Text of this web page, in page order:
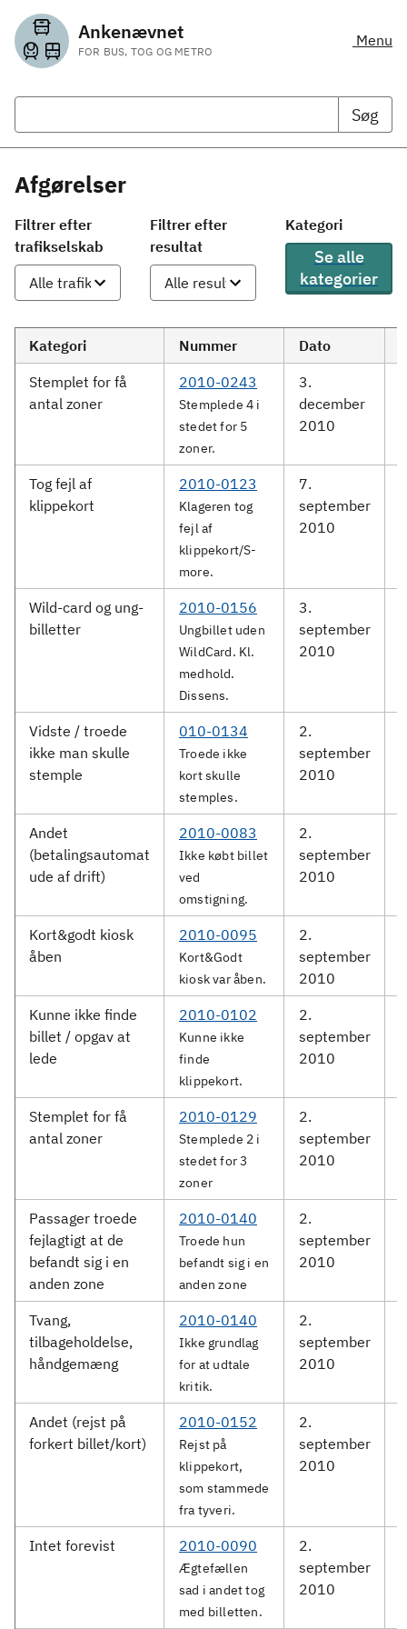
Ankenævnet
FOR BUS, TOG OG METRO
Menu
Søg
Afgørelser
Filtrer efter
trafikselskab
Filtrer efter
resultat
Kategori
Se alle
kategorier
Kategori Nummer Dato
Stemplet for få
antal zoner
2010-0243
Stemplede 4 i
stedet for 5
zoner.
3.
december
2010
Tog fejl af
klippekort
2010-0123
Klageren tog
fejl af
klippekort/S-
more.
7.
september
2010
Wild-card og ung-
billetter
2010-0156
Ungbillet uden
WildCard. Kl.
medhold.
Dissens.
3.
september
2010
Vidste / troede
ikke man skulle
stemple
010-0134
Troede ikke
kort skulle
stemples.
2.
september
2010
Andet
(betalingsautomat
ude af drift)
2010-0083
Ikke købt billet
ved
omstigning.
2.
september
2010
Kort&godt kiosk
åben
2010-0095
Kort&Godt
kiosk var åben.
2.
september
2010
Kunne ikke finde
billet / opgav at
lede
2010-0102
Kunne ikke
finde
klippekort.
2.
september
2010
Stemplet for få
antal zoner
2010-0129
Stemplede 2 i
stedet for 3
zoner
2.
september
2010
Passager troede
fejlagtigt at de
befandt sig i en
anden zone
2010-0140
Troede hun
befandt sig i en
anden zone
2.
september
2010
Tvang,
tilbageholdelse,
håndgemæng
2010-0140
Ikke grundlag
for at udtale
kritik.
2.
september
2010
Andet (rejst på
forkert billet/kort)
2010-0152
Rejst på
klippekort,
som stammede
fra tyveri.
2.
september
2010
Intet forevist 2010-0090
Ægtefællen
sad i andet tog
med billetten.
2.
september
2010